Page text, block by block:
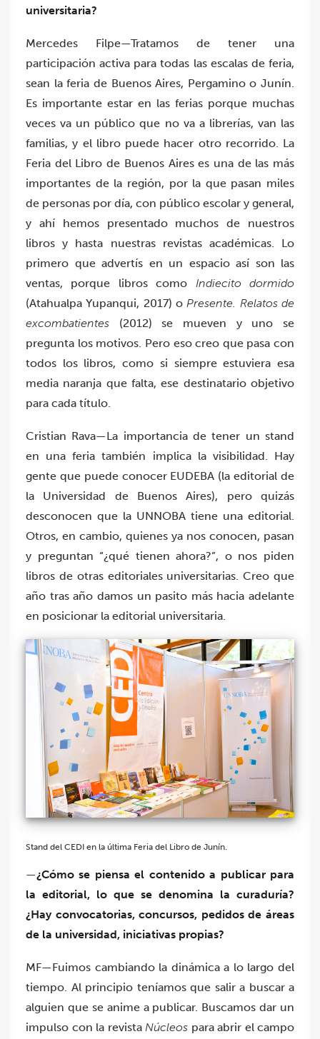
universitaria?
Mercedes Filpe—Tratamos de tener una
participación activa para todas las escalas de feria,
sean la feria de Buenos Aires, Pergamino o Junín.
Es importante estar en las ferias porque muchas
veces va un público que no va a librerías, van las
familias, y el libro puede hacer otro recorrido. La
Feria del Libro de Buenos Aires es una de las más
importantes de la región, por la que pasan miles
de personas por día, con público escolar y general,
y ahí hemos presentado muchos de nuestros
libros y hasta nuestras revistas académicas. Lo
primero que advertís en un espacio así son las
ventas, porque libros como Indiecito dormido
(Atahualpa Yupanqui, 2017) o Presente. Relatos de
excombatientes (2012) se mueven y uno se
pregunta los motivos. Pero eso creo que pasa con
todos los libros, como si siempre estuviera esa
media naranja que falta, ese destinatario objetivo
para cada título.
Cristian Rava—La importancia de tener un stand
en una feria también implica la visibilidad. Hay
gente que puede conocer EUDEBA (la editorial de
la Universidad de Buenos Aires), pero quizás
desconocen que la UNNOBA tiene una editorial.
Otros, en cambio, quienes ya nos conocen, pasan
y preguntan “¿qué tienen ahora?”, o nos piden
libros de otras editoriales universitarias. Creo que
año tras año damos un pasito más hacia adelante
en posicionar la editorial universitaria.
Stand del CEDI en la última Feria del Libro de Junín.
—¿Cómo se piensa el contenido a publicar para
la editorial, lo que se denomina la curaduría?
¿Hay convocatorias, concursos, pedidos de áreas
de la universidad, iniciativas propias?
MF—Fuimos cambiando la dinámica a lo largo del
tiempo. Al principio teníamos que salir a buscar a
alguien que se anime a publicar. Buscamos dar un
impulso con la revista Núcleos para abrir el campo